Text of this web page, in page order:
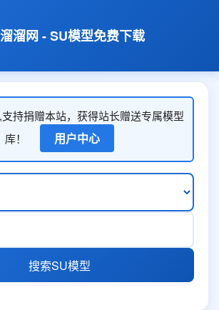
溜网 - SU模型免费下载
持捐赠本站，获得站长赠送专属模型
库！
用户中心
搜索SU模型